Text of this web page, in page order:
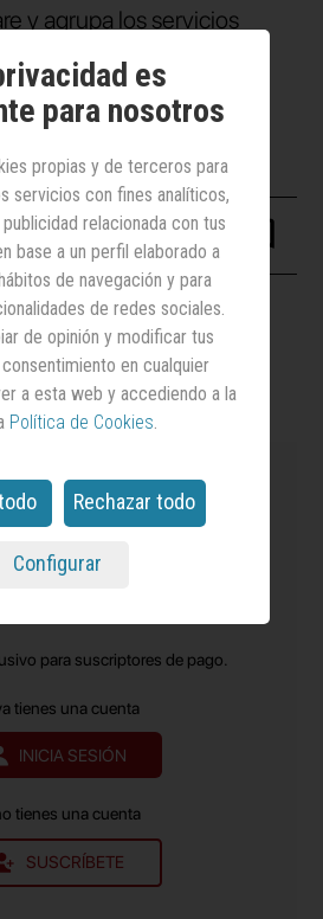
y agrupa los servicios
y ‘paid social’
misma unidad
Singularha agrupado sus
digital, creación de
de canales sociales,
Share. Esta división se
la agencia como
públicas,
en notoriedad y credibilidad
para suscriptores de pago.
tienes una cuenta
INICIA SESIÓN
tienes una cuenta
SUSCRÍBETE
es
para nosotros
propias y de terceros para
servicios con fines analíticos,
relacionada con tus
base a un perfil elaborado a
de navegación y para
de redes sociales.
de opinión y modificar tus
en cualquier
a esta web y accediendo a la
Política de Cookies.
Rechazar todo
Configurar